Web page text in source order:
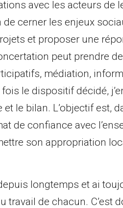
avec les acteurs de
cerner les enjeux
et proposer une
peut prendre
médiation,
le dispositif décidé,
le bilan. L’objectif est,
de confiance avec
son appropriation
longtemps et ai
travail de chacun. C’est